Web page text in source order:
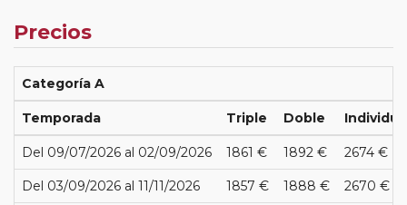
Precios
Categoría A
Temporada Triple Doble
Del 09/07/2026 al 02/09/2026 1861 € 1892 € 2674 €
Del 03/09/2026 al 11/11/2026 1857 € 1888 € 2670 €